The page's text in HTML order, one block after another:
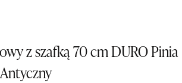
z szafką 70 cm DURO Pinia